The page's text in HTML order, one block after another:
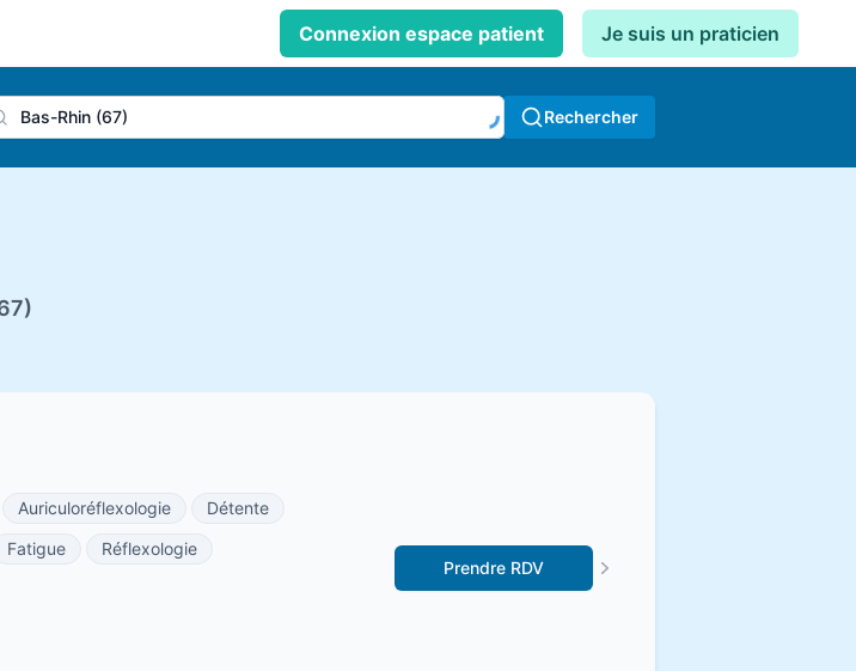
Connexion espace patient Je suis un praticien
Rechercher
Auriculoréflexologie
Détente
Fatigue
Réflexologie
Prendre RDV